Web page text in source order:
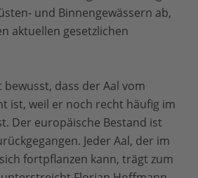
und Binnengewässern ab,
aktuellen gesetzlichen
bewusst, dass der Aal vom
ist, weil er noch recht häufig im
Der europäische Bestand ist
Jeder Aal, der im
fortpflanzen kann, trägt zum